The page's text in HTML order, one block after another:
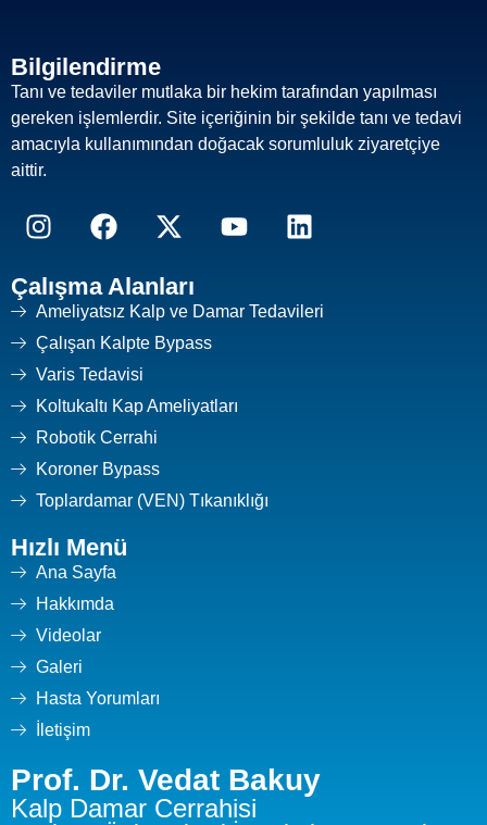
Bilgilendirme
Tanı ve tedaviler mutlaka bir hekim tarafından yapılması
gereken işlemlerdir. Site içeriğinin bir şekilde tanı ve tedavi
amacıyla kullanımından doğacak sorumluluk ziyaretçiye
aittir.
Çalışma Alanları
Ameliyatsız Kalp ve Damar Tedavileri
Çalışan Kalpte Bypass
Varis Tedavisi
Koltukaltı Kap Ameliyatları
Robotik Cerrahi
Koroner Bypass
Toplardamar (VEN) Tıkanıklığı
Hızlı Menü
Ana Sayfa
Hakkımda
Videolar
Galeri
Hasta Yorumları
İletişim
Prof. Dr. Vedat Bakuy
Kalp Damar Cerrahisi